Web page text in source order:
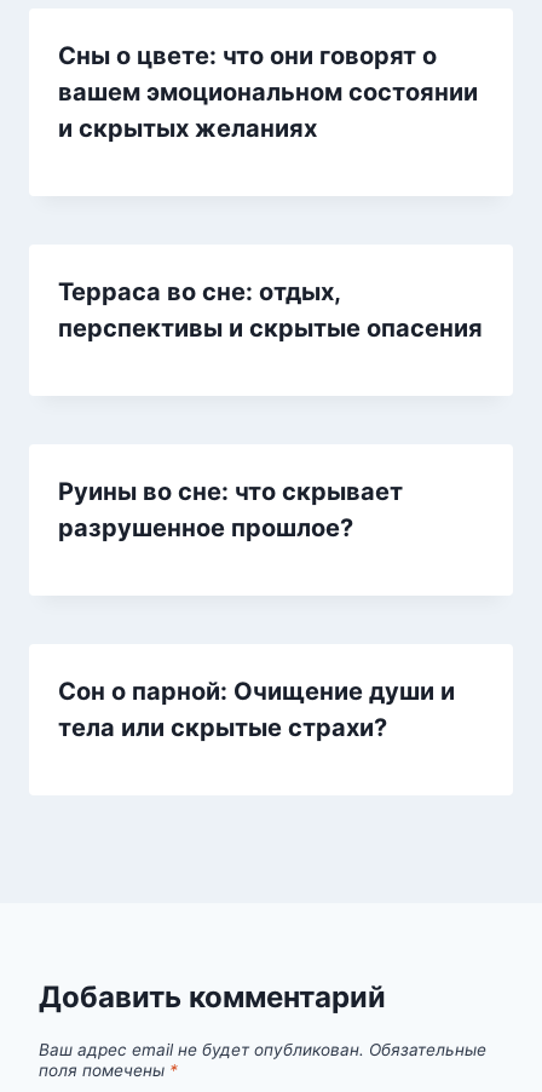
Сны о цвете: что они говорят о
вашем эмоциональном состоянии
и скрытых желаниях
Терраса во сне: отдых,
перспективы и скрытые опасения
Руины во сне: что скрывает
разрушенное прошлое?
Сон о парной: Очищение души и
тела или скрытые страхи?
Добавить комментарий
Ваш адрес email не будет опубликован. Обязательные
поля помечены *